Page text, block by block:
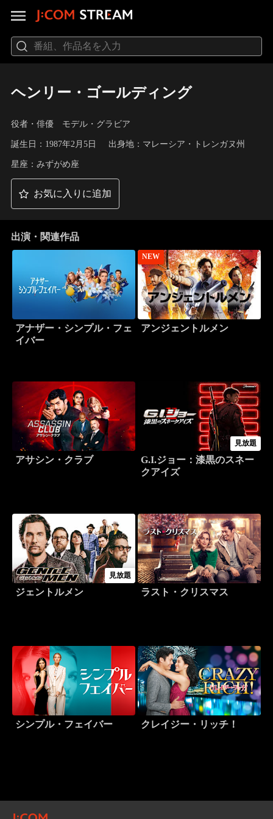
ヘンリー・ゴールディング
役者・俳優 モデル・グラビア
誕生日：1987年2月5日 出身地：マレーシア・トレンガヌ州
星座：みずがめ座
お気に入りに追加
出演・関連作品
アナザー・シンプル・フェ
イバー
NEW
アンジェントルメン
アサシン・クラブ
見放題
G.I.ジョー：漆黒のスネー
クアイズ
見放題
ジェントルメン ラスト・クリスマス
シンプル・フェイバー クレイジー・リッチ！